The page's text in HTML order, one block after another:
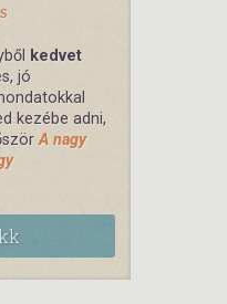
kedvet
jó
kezébe adni,
A nagy